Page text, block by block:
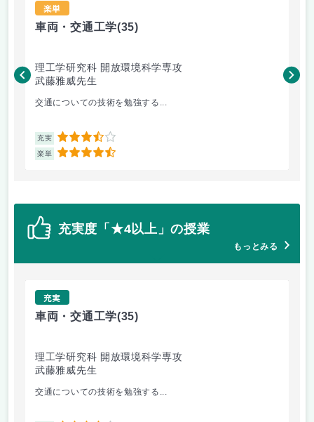
楽単
車両・交通工学(35)
理工学研究科 開放環境科学専攻
武藤雅威先生
交通についての技術を勉強する...
充実 3.5
楽単 4.5
小
充実度「★4以上」の授業
もっとみる
充実
車両・交通工学(35)
理工学研究科 開放環境科学専攻
武藤雅威先生
交通についての技術を勉強する...